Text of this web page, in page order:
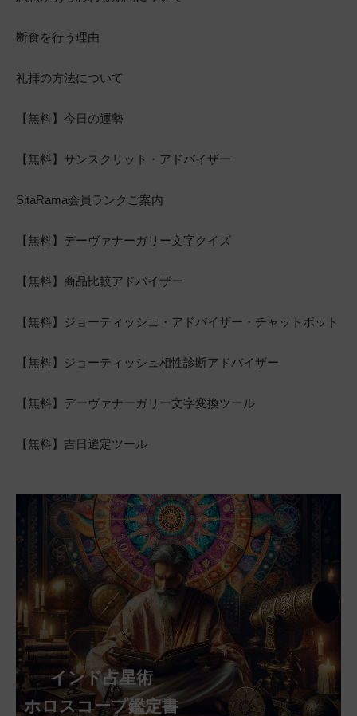
断食を行う理由
礼拝の方法について
【無料】今日の運勢
【無料】サンスクリット・アドバイザー
SitaRama会員ランクご案内
【無料】デーヴァナーガリー文字クイズ
【無料】商品比較アドバイザー
【無料】ジョーティッシュ・アドバイザー・チャットボット
【無料】ジョーティッシュ相性診断アドバイザー
【無料】デーヴァナーガリー文字変換ツール
【無料】吉日選定ツール
インド占星術
ホロスコープ鑑定書